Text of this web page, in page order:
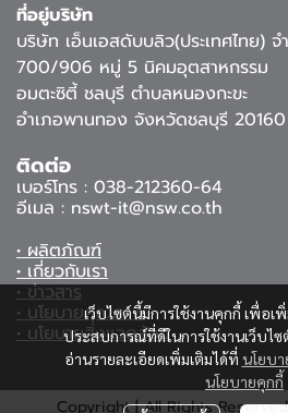
เว็บไซต์นี้มีการใช้งานคุกกี้ เพื่อ
ประสบการณ์ที่ดีในการใช้งานเว็บไ
อ่านรายละเอียดเพิ่มเติมได้ที่ นโยบ
นโยบายคุกกี้
ที่อยู่บริษัท
บริษัท เอ็นเอสดับบลิว(ประเทศไทย) จ
700/906 หมู่ 5 นิคมอุตสาหกรรม
อมตะซิตี้ ชลบุรี ตำบลหนองกะขะ
อำเภอพานทอง จังหวัดชลบุรี 20160
ติดต่อ
เบอร์โทร : 038-212360-64
อีเมล : nswt-it@nsw.co.th
• ผลิตภัณฑ์
• เกี่ยวกับเรา
• ข่าวสาร
• นโยบายคุณภาพ
• นโยบายสิ่งแวดล้อม
Copyright | All Rights